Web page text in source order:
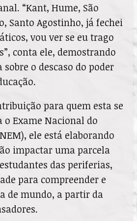
“Kant, Hume, São
Santo Agostinho, já fechei
vou ver se eu trago
conta ele, demostrando
o descaso do poder
para quem esta se
Exame Nacional do
ele está elaborando
impactar uma parcela
das periferias,
para compreender e
de mundo, a partir da